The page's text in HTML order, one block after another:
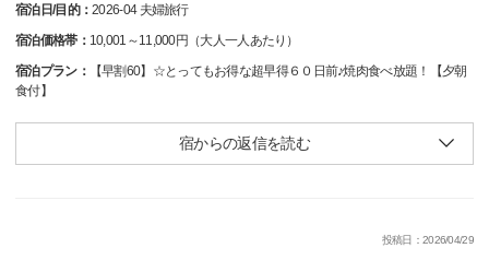
宿泊日/目的：2026-04 夫婦旅行
宿泊価格帯： 10,001～11,000円（大人一人あたり）
宿泊プラン：
【早割60】☆とってもお得な超早得６０日前♪焼肉食べ放題！【夕朝
食付】
宿からの返信を読む
投稿日：2026/04/29